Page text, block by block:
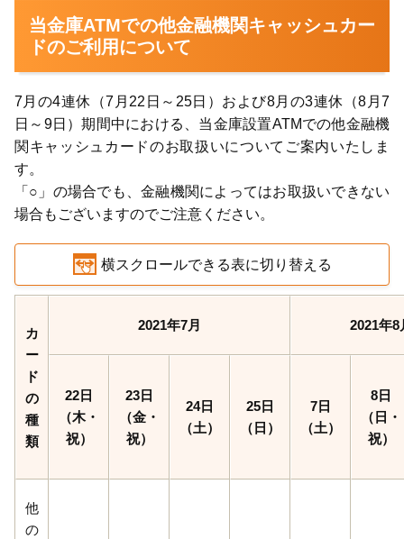
当金庫ATMでの他金融機関キャッシュカー
ドのご利用について
7月の4連休（7月22日～25日）および8月の3連休（8月7
日～9日）期間中における、当金庫設置ATMでの他金融機
関キャッシュカードのお取扱いについてご案内いたしま
す。
「○」の場合でも、金融機関によってはお取扱いできない
場合もございますのでご注意ください。
横スクロールできる表に切り替える
カ
ー
ド
の
種
類
2021年7月 2021年8
22日
（木・
祝）
23日
（金・
祝）
24日
（土）
25日
（日）
7日
（土）
8日
（日・
祝）
他
の